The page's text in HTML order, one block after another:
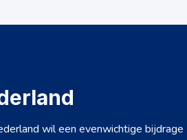
wil een evenwichtige bijdrage